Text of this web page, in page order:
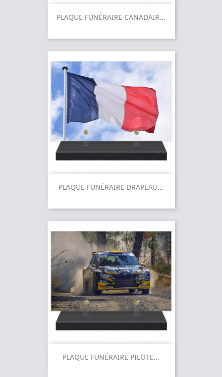
PLAQUE FUNÉRAIRE CANADAIR...
PLAQUE FUNÉRAIRE DRAPEAU...
PLAQUE FUNÉRAIRE PILOTE...